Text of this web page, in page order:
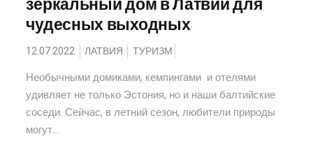
зеркальный дом в Латвии для
чудесных выходных
12.07.2022 ЛАТВИЯ ТУРИЗМ
Необычными домиками, кемпингами и отелями
удивляет не только Эстония, но и наши балтийские
соседи. Сейчас, в летний сезон, любители природы
могут...